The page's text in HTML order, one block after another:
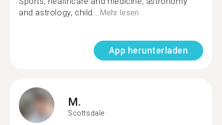
and astrology, child...Mehr lesen
App herunterladen
M.
Scottsdale